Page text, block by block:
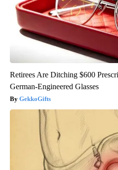
Retirees Are Ditching $600
German-Engineered Glasses
GekkoGifts